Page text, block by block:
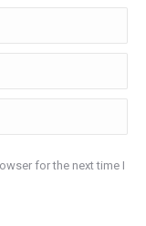
for the next time I